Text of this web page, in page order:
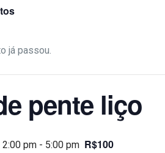
já passou.
pente liço
pm - 5:00 pm R$100